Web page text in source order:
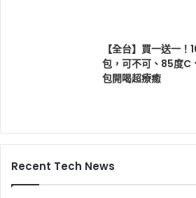
【全台】買一送一
包，可不可、85度C
包開喝超療癒
Recent Tech News